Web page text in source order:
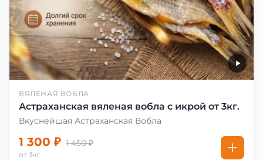
ВЯЛЕНАЯ ВОБЛА
Астраханская вяленая вобла с икрой от 3кг.
Вкуснейшая Астраханская Вобла
1 300 ₽ 1 450 ₽
от 3кг